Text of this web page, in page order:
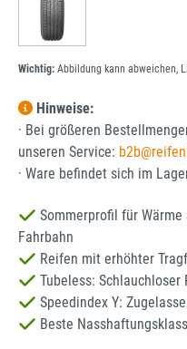
Wichtig: Abbildung kann abweichen,
Hinweise:
· Bei größeren
unseren Service:
· Ware befindet sich im
Sommerprofil für
Fahrbahn
Reifen mit erhöhter
Tubeless: Schlauchloser
Speedindex Y:
Beste